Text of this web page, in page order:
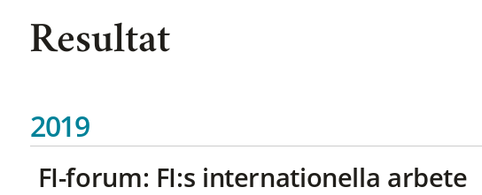
Resultat
2019
FI-forum: FI:s internationella arbete